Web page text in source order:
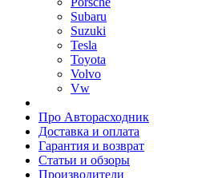
Subaru
Suzuki
Tesla
Toyota
Volvo
Vw
Про Авторасходник
Доставка и оплата
Гарантия и возврат
Статьи и обзоры
Производители